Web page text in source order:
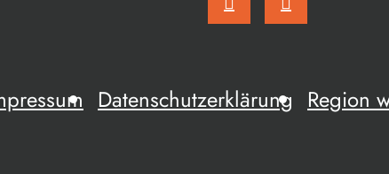
Datenschutzerklärung Region